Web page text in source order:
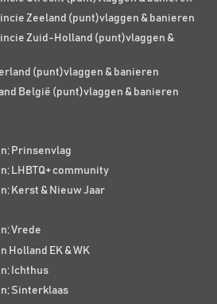
Zeeland (punt)vlaggen & banieren
Zuid-Holland (punt)vlaggen &
(punt)vlaggen & banieren
België (punt)vlaggen & banieren
Prinsenvlag
LHBTQ+ community
Kerst & Nieuw Jaar
Vrede
Holland EK & WK
Ichthus
Sinterklaas